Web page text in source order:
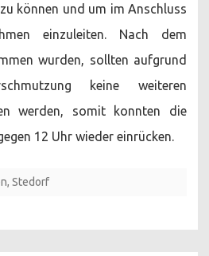
können und um im Anschluss
einzuleiten. Nach dem
wurden, sollten aufgrund
keine weiteren
werden, somit konnten die
12 Uhr wieder einrücken.
, Stedorf